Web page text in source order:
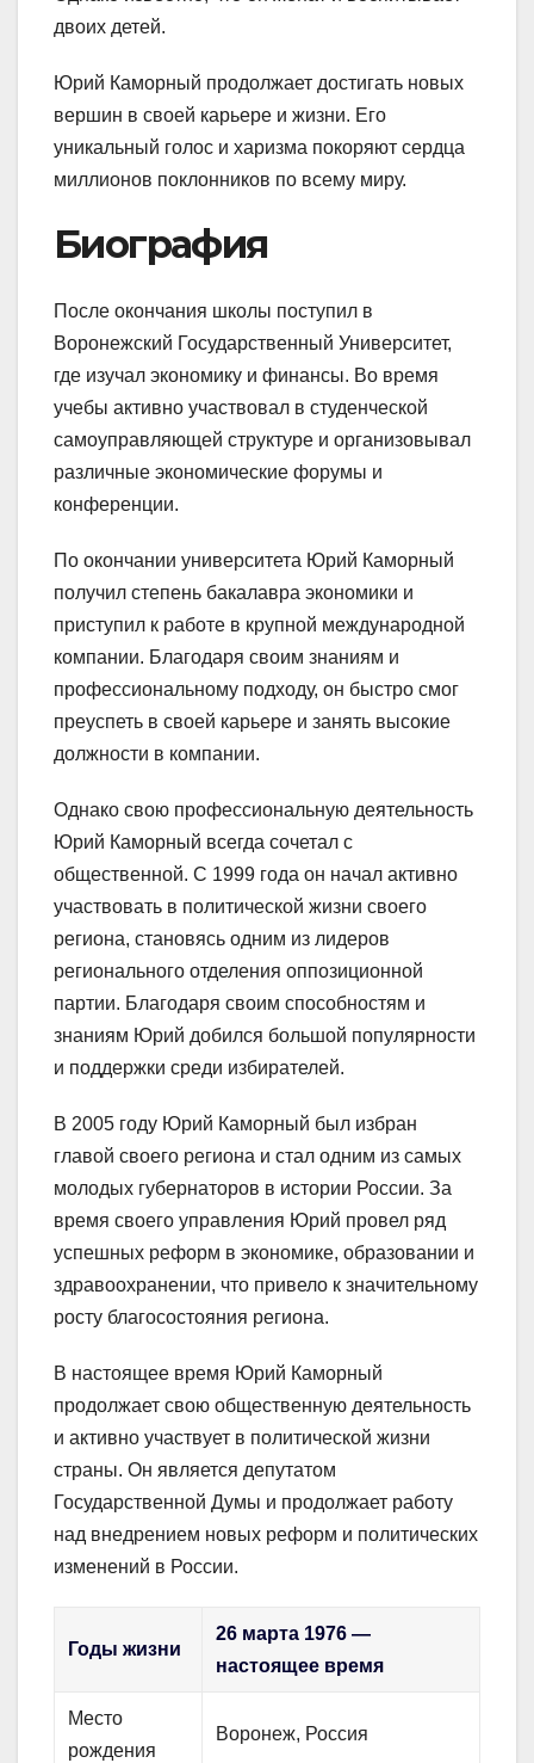
двоих детей.
Юрий Каморный продолжает достигать новых
вершин в своей карьере и жизни. Его
уникальный голос и харизма покоряют сердца
миллионов поклонников по всему миру.
Биография
После окончания школы поступил в
Воронежский Государственный Университет,
где изучал экономику и финансы. Во время
учебы активно участвовал в студенческой
самоуправляющей структуре и организовывал
различные экономические форумы и
конференции.
По окончании университета Юрий Каморный
получил степень бакалавра экономики и
приступил к работе в крупной международной
компании. Благодаря своим знаниям и
профессиональному подходу, он быстро смог
преуспеть в своей карьере и занять высокие
должности в компании.
Однако свою профессиональную деятельность
Юрий Каморный всегда сочетал с
общественной. С 1999 года он начал активно
участвовать в политической жизни своего
региона, становясь одним из лидеров
регионального отделения оппозиционной
партии. Благодаря своим способностям и
знаниям Юрий добился большой популярности
и поддержки среди избирателей.
В 2005 году Юрий Каморный был избран
главой своего региона и стал одним из самых
молодых губернаторов в истории России. За
время своего управления Юрий провел ряд
успешных реформ в экономике, образовании и
здравоохранении, что привело к значительному
росту благосостояния региона.
В настоящее время Юрий Каморный
продолжает свою общественную деятельность
и активно участвует в политической жизни
страны. Он является депутатом
Государственной Думы и продолжает работу
над внедрением новых реформ и политических
изменений в России.
Годы жизни
26 марта 1976 —
настоящее время
Место
рождения
Воронеж, Россия